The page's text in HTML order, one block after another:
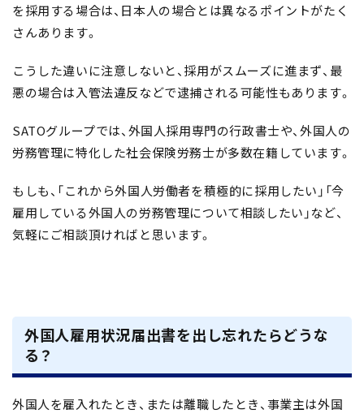
を採用する場合は、日本人の場合とは異なるポイントがたく
さんあります。
こうした違いに注意しないと、採用がスムーズに進まず、最
悪の場合は入管法違反などで逮捕される可能性もあります。
SATOグループでは、外国人採用専門の行政書士や、外国人の
労務管理に特化した社会保険労務士が多数在籍しています。
もしも、「これから外国人労働者を積極的に採用したい」「今
雇用している外国人の労務管理について相談したい」など、
気軽にご相談頂ければと思います。
外国人雇用状況届出書を出し忘れたらどうな
る？
外国人を雇入れたとき、または離職したとき、事業主は外国